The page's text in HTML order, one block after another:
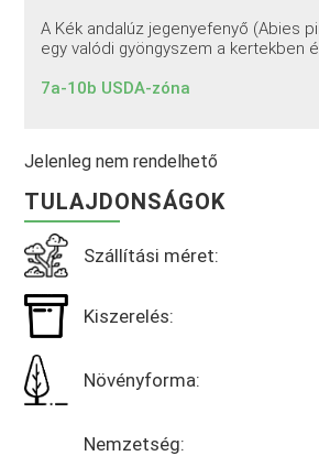
A Kék andalúz jegenyefenyő (Abies
egy valódi gyöngyszem a kertekben
7a-10b USDA-zóna
Jelenleg nem rendelhető
TULAJDONSÁGOK
Szállítási méret:
Kiszerelés:
Növényforma:
Nemzetség: